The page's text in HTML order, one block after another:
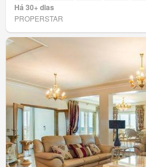
Há 30+ dias
PROPERSTAR